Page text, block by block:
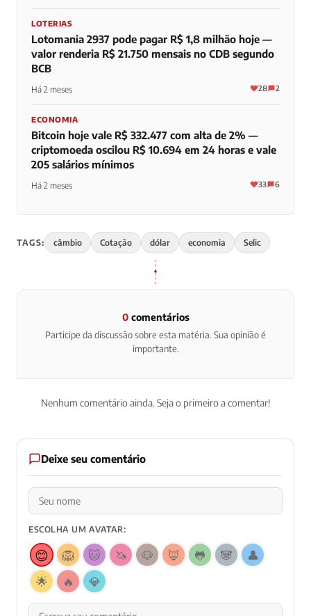
LOTERIAS
Lotomania 2937 pode pagar R$ 1,8 milhão hoje —
valor renderia R$ 21.750 mensais no CDB segundo
BCB
Há 2 meses 28 2
ECONOMIA
Bitcoin hoje vale R$ 332.477 com alta de 2% —
criptomoeda oscilou R$ 10.694 em 24 horas e vale
205 salários mínimos
Há 2 meses 33 6
TAGS: câmbio Cotação dólar economia Selic
0comentários
Participe da discussão sobre esta matéria. Sua opinião é
importante.
Nenhum comentário ainda. Seja o primeiro a comentar!
Deixe seu comentário
ESCOLHA UM AVATAR:
😊 🦁 🐱 🦄 🐶 🦊 🐸 🐼
👤
🌟
🔥 💎